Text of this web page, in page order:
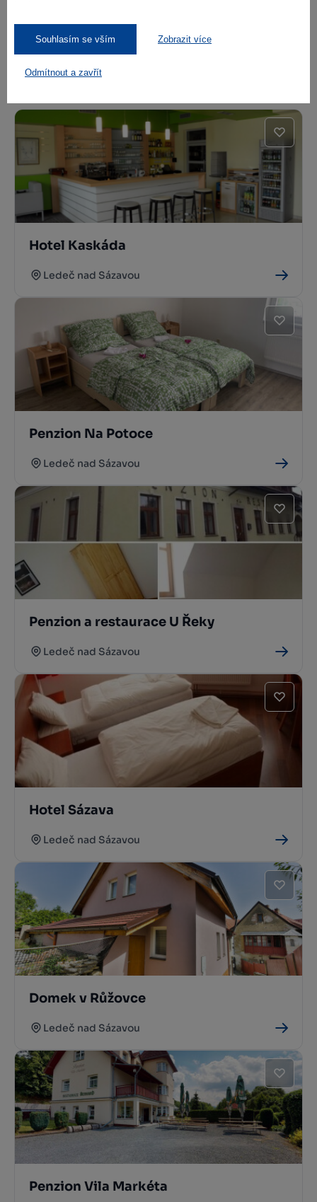
Souhlasím se vším Zobrazit více
Odmítnout a zavřít
Další stravovací zařízení
Kde se ubytovat
Hotel Kaskáda
Ledeč nad Sázavou
Penzion Na Potoce
Ledeč nad Sázavou
Penzion a restaurace U Řeky
Ledeč nad Sázavou
Hotel Sázava
Ledeč nad Sázavou
Domek v Růžovce
Ledeč nad Sázavou
Penzion Vila Markéta